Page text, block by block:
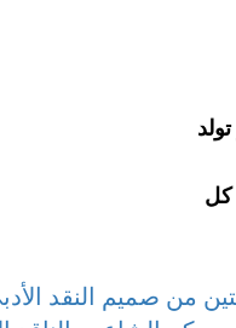
كل
من صميم النقد